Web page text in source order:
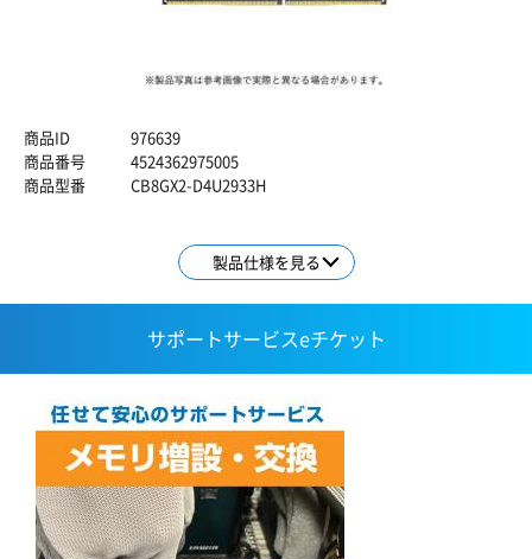
商品ID
976639
商品番号
4524362975005
商品型番
CB8GX2-D4U2933H
製品仕様を見る
サポートサービスeチケット